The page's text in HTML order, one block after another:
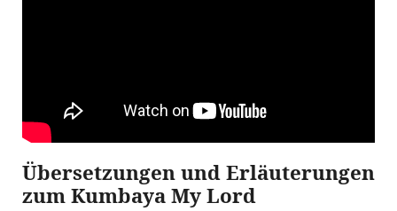
Übersetzungen und Erläuterungen
zum Kumbaya My Lord